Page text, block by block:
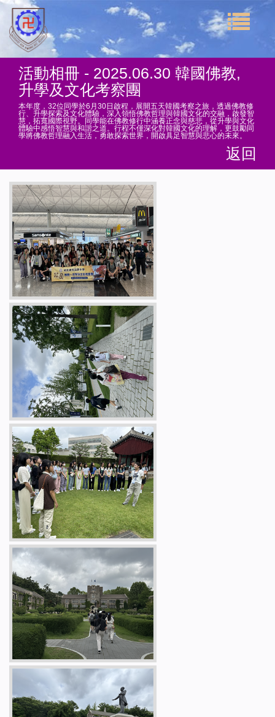
活動相冊 - 2025.06.30 韓國佛教,
升學及文化考察團
本年度，32位同學於6月30日啟程，展開五天韓國考察之旅，透過佛教修
行、升學探索及文化體驗，深入領悟佛教哲理與韓國文化的交融，啟發智
慧，拓寬國際視野。同學能在佛教修行中涵養正念與慈悲，從升學與文化
體驗中感悟智慧與和諧之道。行程不僅深化對韓國文化的理解，更鼓勵同
學將佛教哲理融入生活，勇敢探索世界，開啟具足智慧與悲心的未來。
返回